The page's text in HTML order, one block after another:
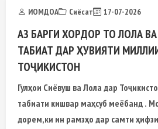
ИОМДОА Сиёсат 17-07-2026
АЗ БАРГИ ХОРДОР ТО ЛОЛА
ТАБИАТ ДАР ҲУВИЯТИ
ТОҶИКИСТОН
Гулҳои Сиёвуш ва Лола дар Тоҷикистон рамзҳои
табиати кишвар маҳсуб меёбанд . Мо чунин назар
дорем,ки ин рамзҳо дар самти